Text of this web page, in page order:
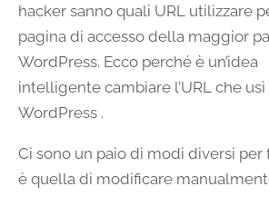
hacker sanno quali URL utilizzare
pagina di accesso della maggior
WordPress. Ecco perché è un’idea
intelligente cambiare l’URL che
WordPress .
Ci sono un paio di modi diversi per
è quella di modificare